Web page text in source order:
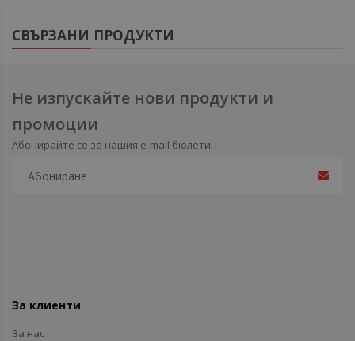
СВЪРЗАНИ ПРОДУКТИ
Не изпускайте нови продукти и
промоции
Абонирайте се за нашия e-mail бюлетин
За клиенти
За нас